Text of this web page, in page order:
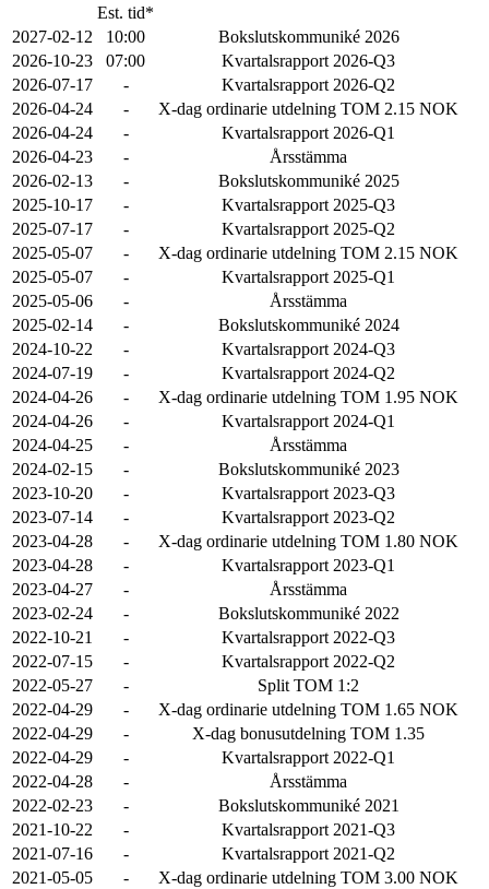
Est. tid*
2027-02-12
10:00
Bokslutskommuniké 2026
2026-10-23
07:00
Kvartalsrapport 2026-Q3
2026-07-17
-
Kvartalsrapport 2026-Q2
2026-04-24
-
X-dag ordinarie utdelning TOM 2.15 NOK
2026-04-24
-
Kvartalsrapport 2026-Q1
2026-04-23
-
Årsstämma
2026-02-13
-
Bokslutskommuniké 2025
2025-10-17
-
Kvartalsrapport 2025-Q3
2025-07-17
-
Kvartalsrapport 2025-Q2
2025-05-07
-
X-dag ordinarie utdelning TOM 2.15 NOK
2025-05-07
-
Kvartalsrapport 2025-Q1
2025-05-06
-
Årsstämma
2025-02-14
-
Bokslutskommuniké 2024
2024-10-22
-
Kvartalsrapport 2024-Q3
2024-07-19
-
Kvartalsrapport 2024-Q2
2024-04-26
-
X-dag ordinarie utdelning TOM 1.95 NOK
2024-04-26
-
Kvartalsrapport 2024-Q1
2024-04-25
-
Årsstämma
2024-02-15
-
Bokslutskommuniké 2023
2023-10-20
-
Kvartalsrapport 2023-Q3
2023-07-14
-
Kvartalsrapport 2023-Q2
2023-04-28
-
X-dag ordinarie utdelning TOM 1.80 NOK
2023-04-28
-
Kvartalsrapport 2023-Q1
2023-04-27
-
Årsstämma
2023-02-24
-
Bokslutskommuniké 2022
2022-10-21
-
Kvartalsrapport 2022-Q3
2022-07-15
-
Kvartalsrapport 2022-Q2
2022-05-27
-
Split TOM 1:2
2022-04-29
-
X-dag ordinarie utdelning TOM 1.65 NOK
2022-04-29
-
X-dag bonusutdelning TOM 1.35
2022-04-29
-
Kvartalsrapport 2022-Q1
2022-04-28
-
Årsstämma
2022-02-23
-
Bokslutskommuniké 2021
2021-10-22
-
Kvartalsrapport 2021-Q3
2021-07-16
-
Kvartalsrapport 2021-Q2
2021-05-05
- X-dag ordinarie utdelning TOM 3.00 NOK